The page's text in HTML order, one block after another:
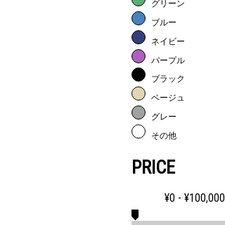
グリーン
ブルー
ネイビー
パープル
ブラック
ベージュ
グレー
その他
PRICE
¥0 - ¥100,000